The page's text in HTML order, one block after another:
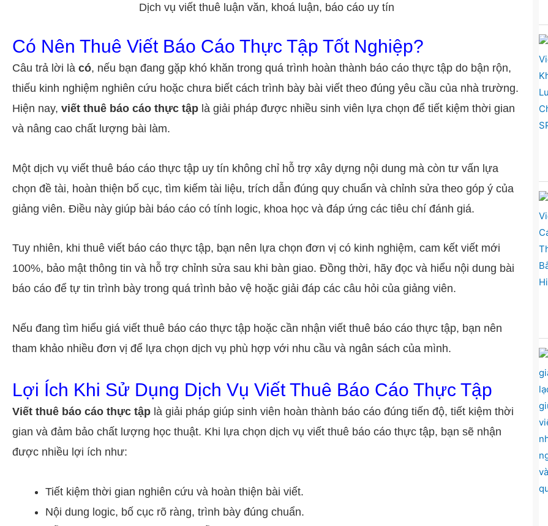
Dịch vụ viết thuê luận văn, khoá luận, báo cáo uy tín
Có Nên Thuê Viết Báo Cáo Thực Tập Tốt Nghiệp?
Câu trả lời là có, nếu bạn đang gặp khó khăn trong quá trình hoàn thành báo cáo thực tập do bận rộn,
thiếu kinh nghiệm nghiên cứu hoặc chưa biết cách trình bày bài viết theo đúng yêu cầu của nhà trường.
Hiện nay, viết thuê báo cáo thực tập là giải pháp được nhiều sinh viên lựa chọn để tiết kiệm thời gian
và nâng cao chất lượng bài làm.
Một dịch vụ viết thuê báo cáo thực tập uy tín không chỉ hỗ trợ xây dựng nội dung mà còn tư vấn lựa
chọn đề tài, hoàn thiện bố cục, tìm kiếm tài liệu, trích dẫn đúng quy chuẩn và chỉnh sửa theo góp ý của
giảng viên. Điều này giúp bài báo cáo có tính logic, khoa học và đáp ứng các tiêu chí đánh giá.
Tuy nhiên, khi thuê viết báo cáo thực tập, bạn nên lựa chọn đơn vị có kinh nghiệm, cam kết viết mới
100%, bảo mật thông tin và hỗ trợ chỉnh sửa sau khi bàn giao. Đồng thời, hãy đọc và hiểu nội dung bài
báo cáo để tự tin trình bày trong quá trình bảo vệ hoặc giải đáp các câu hỏi của giảng viên.
Nếu đang tìm hiểu giá viết thuê báo cáo thực tập hoặc cần nhận viết thuê báo cáo thực tập, bạn nên
tham khảo nhiều đơn vị để lựa chọn dịch vụ phù hợp với nhu cầu và ngân sách của mình.
Lợi Ích Khi Sử Dụng Dịch Vụ Viết Thuê Báo Cáo Thực Tập
Viết thuê báo cáo thực tập là giải pháp giúp sinh viên hoàn thành báo cáo đúng tiến độ, tiết kiệm thời
gian và đảm bảo chất lượng học thuật. Khi lựa chọn dịch vụ viết thuê báo cáo thực tập, bạn sẽ nhận
được nhiều lợi ích như:
Tiết kiệm thời gian nghiên cứu và hoàn thiện bài viết.
Nội dung logic, bố cục rõ ràng, trình bày đúng chuẩn.